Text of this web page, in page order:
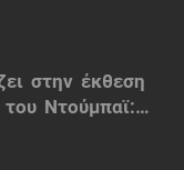
στην έκθεση
Ντούμπαϊ: